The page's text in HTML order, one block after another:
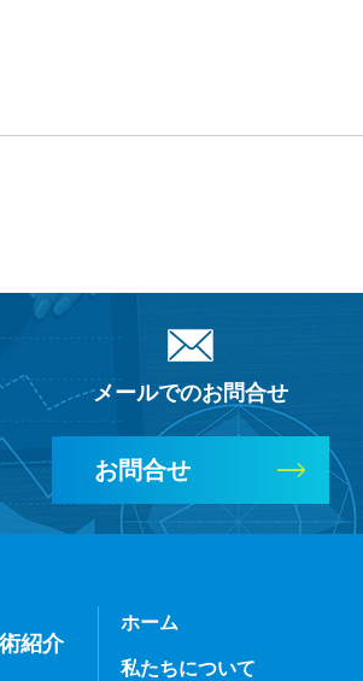
メールでのお問合せ
お問合せ
紹介
ホーム
私たちについて